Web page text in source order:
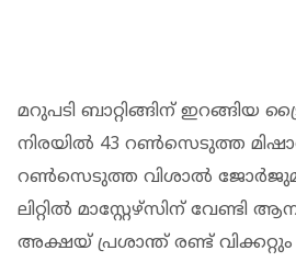
മറുപടി ബാറ്റിങ്ങിന് ഇറങ്ങിയ
നിരയിൽ 43 റൺസെടുത്ത
റൺസെടുത്ത വിശാൽ
ലിറ്റിൽ മാസ്റ്റേഴ്സിന് വേണ്ടി
അക്ഷയ് പ്രശാന്ത് രണ്ട് വിക്കറ്റും